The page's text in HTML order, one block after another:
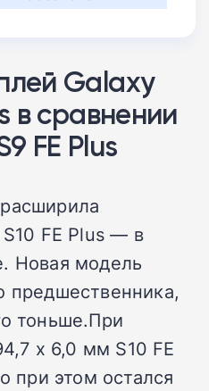
Galaxy
в сравнении
FE Plus
FE Plus — в
Новая модель
предшественника,
тоньше.При
x 6,0 мм S10 FE
при этом остался